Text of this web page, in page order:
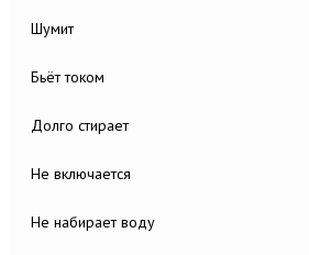
Шумит
Бьёт током
Долго стирает
Не включается
Не набирает воду